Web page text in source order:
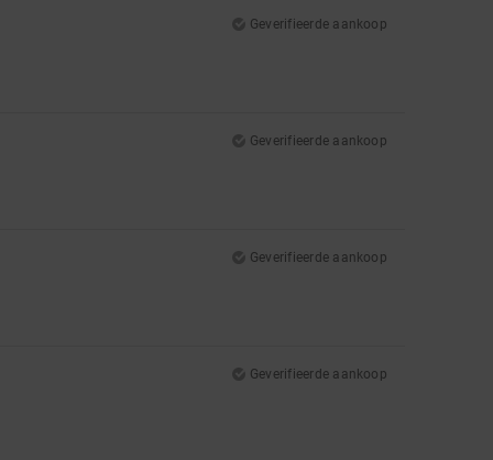
Geverifieerde aankoop
Geverifieerde aankoop
Geverifieerde aankoop
Geverifieerde aankoop